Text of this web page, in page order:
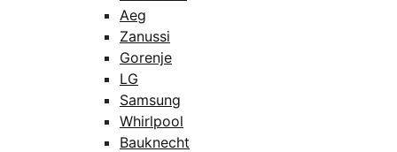
Aeg
Zanussi
Gorenje
LG
Samsung
Whirlpool
Bauknecht